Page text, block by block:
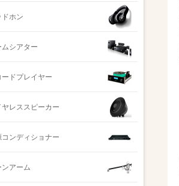
ドホン
ムシアター
ードプレイヤー
ヤレススピーカー
コンディショナー
ンアーム